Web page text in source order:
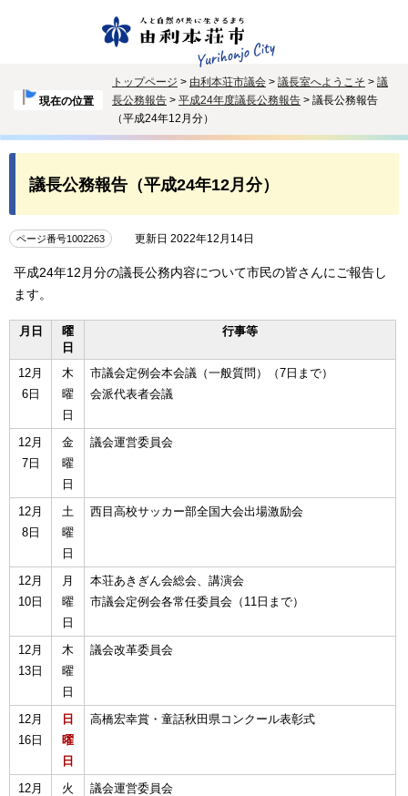
現在の位置
トップページ > 由利本荘市議会 > 議長室へようこそ > 議
長公務報告 > 平成24年度議長公務報告 > 議長公務報告
（平成24年12月分）
議長公務報告（平成24年12月分）
ページ番号1002263 更新日 2022年12月14日
平成24年12月分の議長公務内容について市民の皆さんにご報告し
ます。
月日
曜
日
行事等
12月
6日
木
曜
日
市議会定例会本会議（一般質問）（7日まで）
会派代表者会議
12月
7日
金
曜
日
議会運営委員会
12月
8日
土
曜
日
西目高校サッカー部全国大会出場激励会
12月
10日
月
曜
日
本荘あきぎん会総会、講演会
市議会定例会各常任委員会（11日まで）
12月
13日
木
曜
日
議会改革委員会
12月
16日
日
曜
日
高橋宏幸賞・童話秋田県コンクール表彰式
12月
火
議会運営委員会